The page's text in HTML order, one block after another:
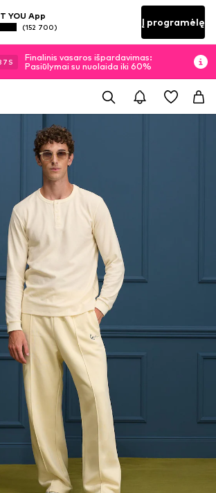
YOU App
(152 700) Į programėlę
S
Finalinis vasaros išpardavimas:
Pasiūlymai su nuolaida iki 60%